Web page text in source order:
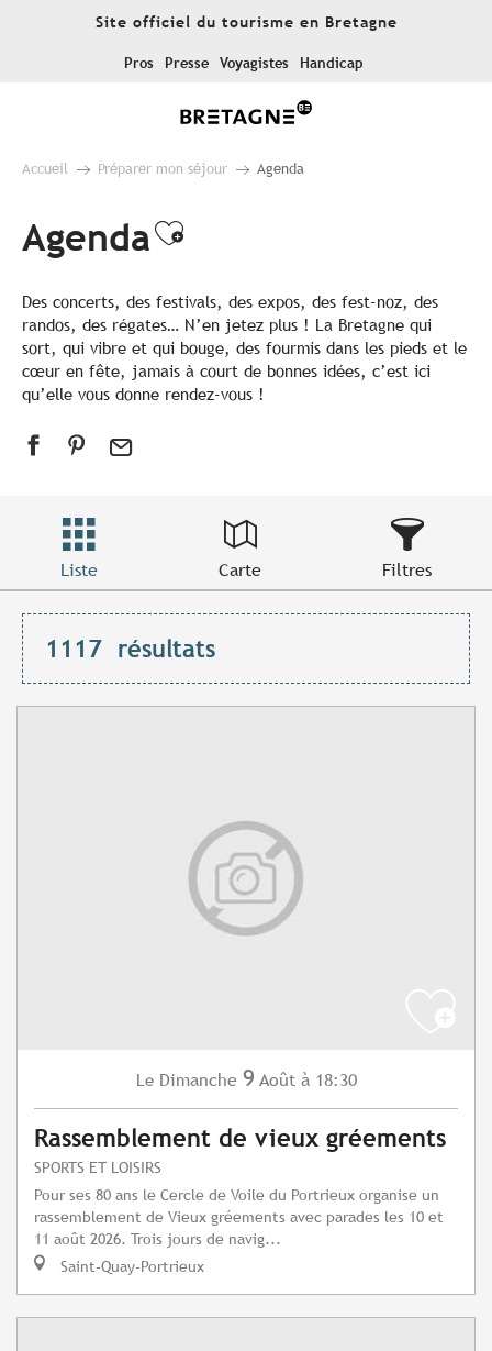
Site officiel du tourisme en Bretagne
Pros Presse Voyagistes Handicap
Accueil Préparer mon séjour Agenda
AgendaAjouter aux favoris
Des concerts, des festivals, des expos, des fest-noz, des
randos, des régates… N’en jetez plus ! La Bretagne qui
sort, qui vibre et qui bouge, des fourmis dans les pieds et le
cœur en fête, jamais à court de bonnes idées, c’est ici
qu’elle vous donne rendez-vous !
Liste Carte Filtres
1117 résultats
Le Dimanche 9 Août à 18:30
Rassemblement de vieux gréements
SPORTS ET LOISIRS
Pour ses 80 ans le Cercle de Voile du Portrieux organise un
rassemblement de Vieux gréements avec parades les 10 et
11 août 2026. Trois jours de navig...
Saint-Quay-Portrieux